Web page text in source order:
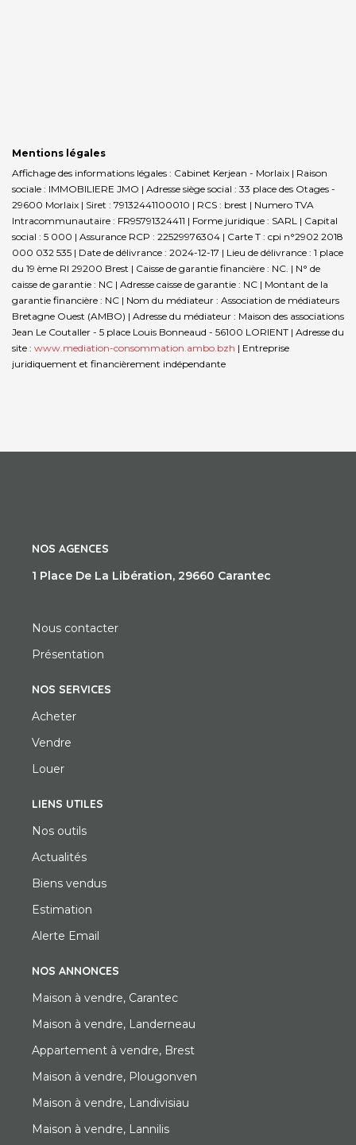
Mentions légales
Affichage des informations légales : Cabinet Kerjean - Morlaix | Raison
sociale : IMMOBILIERE JMO | Adresse siège social : 33 place des Otages -
29600 Morlaix | Siret : 79132441100010 | RCS : brest | Numero TVA
Intracommunautaire : FR95791324411 | Forme juridique : SARL | Capital
social : 5 000 | Assurance RCP : 22529976304 | Carte T : cpi n°2902 2018
000 032 535 | Date de délivrance : 2024-12-17 | Lieu de délivrance : 1 place
du 19 ème RI 29200 Brest | Caisse de garantie financière : NC. | N° de
caisse de garantie : NC | Adresse caisse de garantie : NC | Montant de la
garantie financière : NC | Nom du médiateur : Association de médiateurs
Bretagne Ouest (AMBO) | Adresse du médiateur : Maison des associations
Jean Le Coutaller - 5 place Louis Bonneaud - 56100 LORIENT | Adresse du
site : www.mediation-consommation.ambo.bzh | Entreprise
juridiquement et financièrement indépendante
NOS AGENCES
1 Place De La Libération, 29660 Carantec
Nous contacter
Présentation
NOS SERVICES
Acheter
Vendre
Louer
LIENS UTILES
Nos outils
Actualités
Biens vendus
Estimation
Alerte Email
NOS ANNONCES
Maison à vendre, Carantec
Maison à vendre, Landerneau
Appartement à vendre, Brest
Maison à vendre, Plougonven
Maison à vendre, Landivisiau
Maison à vendre, Lannilis